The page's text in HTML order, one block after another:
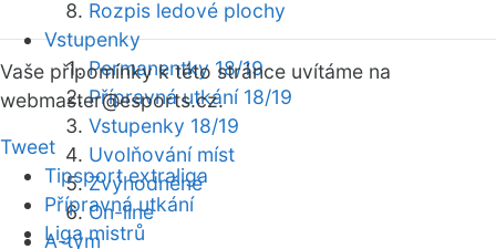
Rozpis ledové plochy
Vstupenky
Permanentky 18/19
Přípravná utkání 18/19
Vstupenky 18/19
Uvolňování míst
Zvýhodněné
On-line
A-tým
Vaše připomínky k této stránce uvítáme na
webmaster@esports.cz.
Tweet
Tipsport extraliga
Přípravná utkání
Liga mistrů